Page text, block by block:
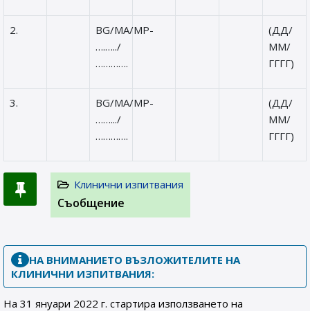
2.
BG/MA/MP-
….…../
………….
(ДД/
ММ/
ГГГГ)
3.
BG/MA/MP-
…….../
………….
(ДД/
ММ/
ГГГГ)
Клинични изпитвания
Съобщение
НА ВНИМАНИЕТО ВЪЗЛОЖИТЕЛИТЕ НА
КЛИНИЧНИ ИЗПИТВАНИЯ:
На 31 януари 2022 г. стартира използването на